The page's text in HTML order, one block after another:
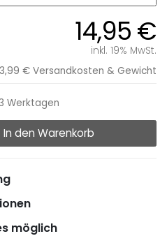
14,95 €
inkl. 19% MwSt.
€ Versandkosten & Gewicht
Werktagen
In den Warenkorb
möglich